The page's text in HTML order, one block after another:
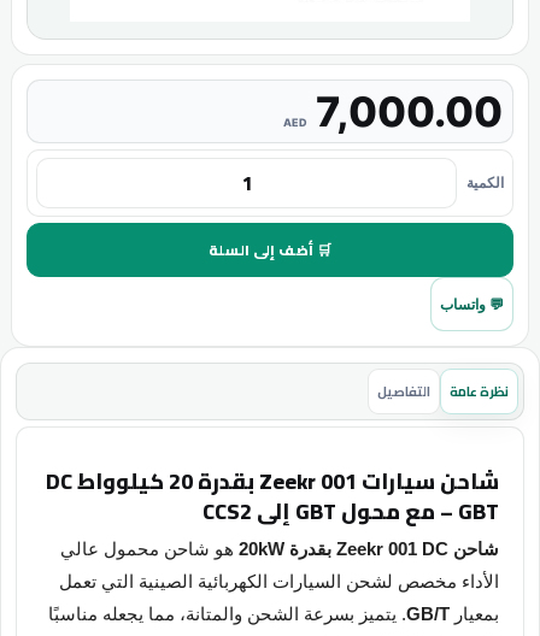
7,000.00
AED
الكمية
🛒 أضف إلى السلة
💬 واتساب
نظرة عامة التفاصيل
شاحن سيارات Zeekr 001 بقدرة 20 كيلوواط DC
– GBT مع محول GBT إلى CCS2
شاحن Zeekr 001 DC بقدرة 20kW
هو شاحن محمول عالي
الأداء مخصص لشحن السيارات الكهربائية الصينية التي تعمل
بمعيار GB/T. يتميز بسرعة الشحن والمتانة، مما يجعله مناسبًا